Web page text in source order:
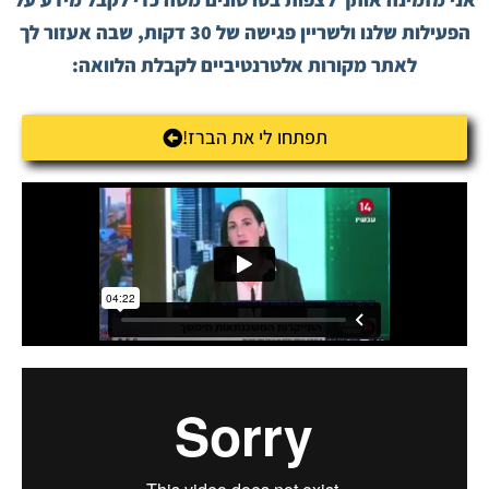
הפעילות שלנו ולשריין פגישה של 30 דקות, שבה אעזור לך
לאתר מקורות אלטרנטיביים לקבלת הלוואה:
תפתחו לי את הברז!